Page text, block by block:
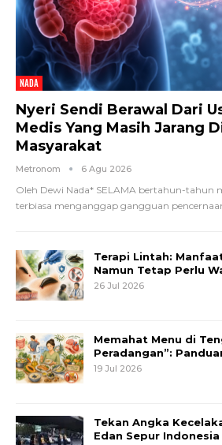
NADA
Nyeri Sendi Berawal Dari
Medis Yang Masih Jarang
Masyarakat
Metronom 6 Agu 2026
Oleh Dewi Nada* SELAMA bertahun-tahun
terbiasa menganggap gangguan
Terapi Lintah:
Namun Tetap Perlu
26 Jul 2026
Memahat Menu di
Peradangan”:
19 Jul 2026
Tekan Angka
Edan Sepur